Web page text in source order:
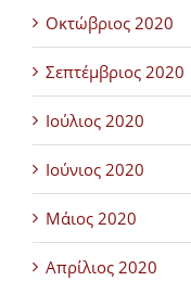
Οκτώβριος 2020
Σεπτέμβριος 2020
Ιούλιος 2020
Ιούνιος 2020
Μάιος 2020
Απρίλιος 2020